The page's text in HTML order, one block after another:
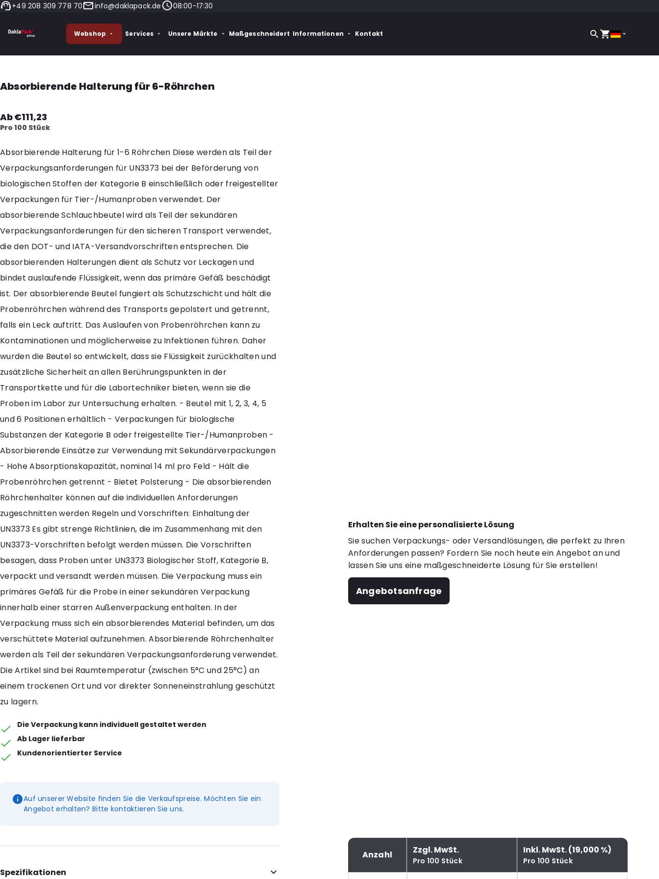
+49 208 309 778 70 info@daklapack.de 08:00-17:30
Webshop Services Unsere Märkte Maßgeschneidert Informationen Kontakt
Absorbierende Halterung für 6-Röhrchen
Ab €111,23
Pro 100 Stück
Erhalten Sie eine personalisierte Lösung
Sie suchen Verpackungs- oder Versandlösungen, die perfekt zu Ihren
Anforderungen passen? Fordern Sie noch heute ein Angebot an und
lassen Sie uns eine maßgeschneiderte Lösung für Sie erstellen!
Angebotsanfrage
Anzahl Zzgl. MwSt.
Pro 100 Stück
Inkl. MwSt. (19,000 %)
Pro 100 Stück
Absorbierende Halterung für 1-6 Röhrchen Diese werden als Teil der
Verpackungsanforderungen für UN3373 bei der Beförderung von
biologischen Stoffen der Kategorie B einschließlich oder freigestellter
Verpackungen für Tier-/Humanproben verwendet. Der
absorbierende Schlauchbeutel wird als Teil der sekundären
Verpackungsanforderungen für den sicheren Transport verwendet,
die den DOT- und IATA-Versandvorschriften entsprechen. Die
absorbierenden Halterungen dient als Schutz vor Leckagen und
bindet auslaufende Flüssigkeit, wenn das primäre Gefäß beschädigt
ist. Der absorbierende Beutel fungiert als Schutzschicht und hält die
Probenröhrchen während des Transports gepolstert und getrennt,
falls ein Leck auftritt. Das Auslaufen von Probenröhrchen kann zu
Kontaminationen und möglicherweise zu Infektionen führen. Daher
wurden die Beutel so entwickelt, dass sie Flüssigkeit zurückhalten und
zusätzliche Sicherheit an allen Berührungspunkten in der
Transportkette und für die Labortechniker bieten, wenn sie die
Proben im Labor zur Untersuchung erhalten. - Beutel mit 1, 2, 3, 4, 5
und 6 Positionen erhältlich - Verpackungen für biologische
Substanzen der Kategorie B oder freigestellte Tier-/Humanproben -
Absorbierende Einsätze zur Verwendung mit Sekundärverpackungen
- Hohe Absorptionskapazität, nominal 14 ml pro Feld - Hält die
Probenröhrchen getrennt - Bietet Polsterung - Die absorbierenden
Röhrchenhalter können auf die individuellen Anforderungen
zugeschnitten werden Regeln und Vorschriften: Einhaltung der
UN3373 Es gibt strenge Richtlinien, die im Zusammenhang mit den
UN3373-Vorschriften befolgt werden müssen. Die Vorschriften
besagen, dass Proben unter UN3373 Biologischer Stoff, Kategorie B,
verpackt und versandt werden müssen. Die Verpackung muss ein
primäres Gefäß für die Probe in einer sekundären Verpackung
innerhalb einer starren Außenverpackung enthalten. In der
Verpackung muss sich ein absorbierendes Material befinden, um das
verschüttete Material aufzunehmen. Absorbierende Röhrchenhalter
werden als Teil der sekundären Verpackungsanforderung verwendet.
Die Artikel sind bei Raumtemperatur (zwischen 5°C und 25°C) an
einem trockenen Ort und vor direkter Sonneneinstrahlung geschützt
zu lagern.
Die Verpackung kann individuell gestaltet werden
Ab Lager lieferbar
Kundenorientierter Service
Auf unserer Website finden Sie die Verkaufspreise. Möchten Sie ein
Angebot erhalten? Bitte kontaktieren Sie uns.
Spezifikationen